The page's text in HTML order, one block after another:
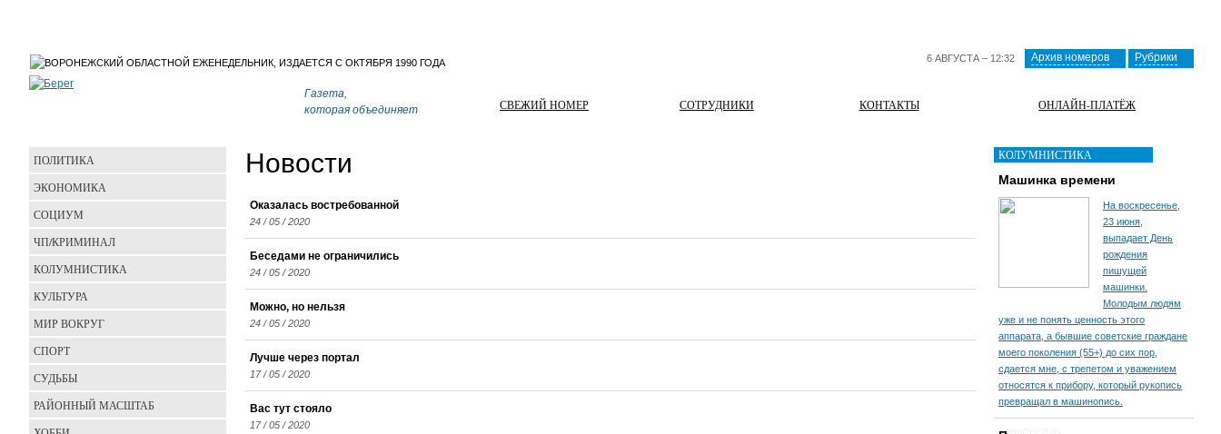
6 АВГУСТА – 12:32 Архив номеров Рубрики
Газета,
которая объединяет
СВЕЖИЙ НОМЕР СОТРУДНИКИ КОНТАКТЫ ОНЛАЙН-ПЛАТЁЖ
Новости
Оказалась востребованной
24 / 05 / 2020
Беседами не ограничились
24 / 05 / 2020
Можно, но нельзя
24 / 05 / 2020
Лучше через портал
17 / 05 / 2020
Вас тут стояло
17 / 05 / 2020
ПОЛИТИКА
ЭКОНОМИКА
СОЦИУМ
ЧП/КРИМИНАЛ
КОЛУМНИСТИКА
КУЛЬТУРА
МИР ВОКРУГ
СПОРТ
СУДЬБЫ
РАЙОННЫЙ МАСШТАБ
КОЛУМНИСТИКА
Машинка времени
На воскресенье,
23 июня,
выпадает День
рождения
пишущей
машинки.
Молодым людям
уже и не понять ценность этого
аппарата, а бывшие советские граждане
моего поколения (55+) до сих пор,
сдается мне, с трепетом и уважением
относятся к прибору, который рукопись
превращал в машинопись.